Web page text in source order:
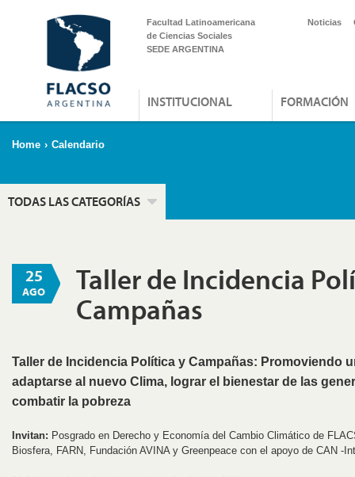
Facultad Latinoamericana
de Ciencias Sociales
SEDE ARGENTINA
Noticias
INSTITUCIONAL FORMACIÓN
Home › Calendario
TODAS LAS CATEGORÍAS
25
AGO
Taller de Incidencia
Campañas
Taller de Incidencia Política y Campañas: Promoviendo
adaptarse al nuevo Clima, lograr el bienestar de las
combatir la pobreza
Invitan: Posgrado en Derecho y Economía del Cambio Climático de
Biosfera, FARN, Fundación AVINA y Greenpeace con el apoyo de CAN -